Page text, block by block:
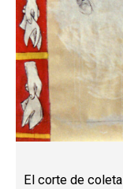
El corte de coleta